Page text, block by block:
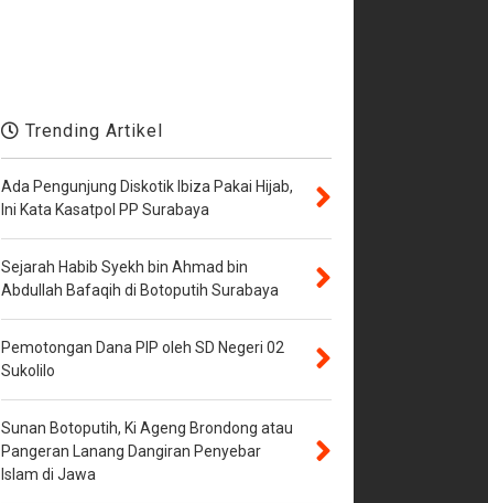
Trending Artikel
Ada Pengunjung Diskotik Ibiza Pakai Hijab,
Ini Kata Kasatpol PP Surabaya
Sejarah Habib Syekh bin Ahmad bin
Abdullah Bafaqih di Botoputih Surabaya
Pemotongan Dana PIP oleh SD Negeri 02
Sukolilo
Sunan Botoputih, Ki Ageng Brondong atau
Pangeran Lanang Dangiran Penyebar
Islam di Jawa